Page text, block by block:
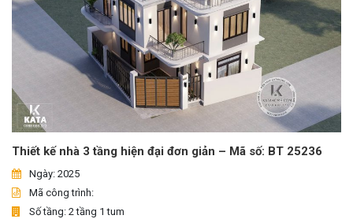
Thiết kế nhà 3 tầng hiện đại đơn giản – Mã số: BT 25236
Ngày: 2025
Mã công trình:
Số tầng: 2 tầng 1 tum